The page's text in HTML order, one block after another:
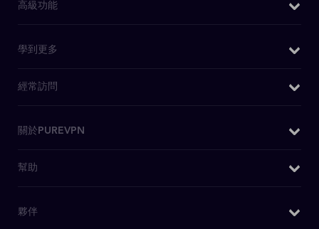
Windows VPN
Android VPN
Firefox 擴充套件
安卓電視 VPN
Huawei VPN
高級功能
我的IP是什麽
IPv6洩漏測試
學到更多
為什麼選擇PureVPN
什麽是VPN
經常訪問
購買VPN
美國IP
私人瀏覽
關於PUREVPN
關於我們
PureVPN評論
幫助
客戶支援
夥伴